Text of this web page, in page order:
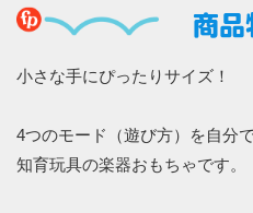
商品
小さな手にぴったりサイズ！
4つのモード（遊び方）を自分
知育玩具の楽器おもちゃです。